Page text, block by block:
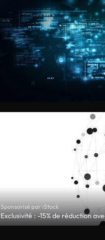
Sponsorisé par iStock
Exclusivité : -15% de réduction